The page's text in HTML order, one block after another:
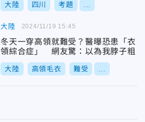
大陸 四川 考題
大陸
冬天一穿高領就難受？醫曝恐患「衣
領綜合症」 網友驚：以為我脖子粗
大陸 高領毛衣 難受
2024/11/19 15:45